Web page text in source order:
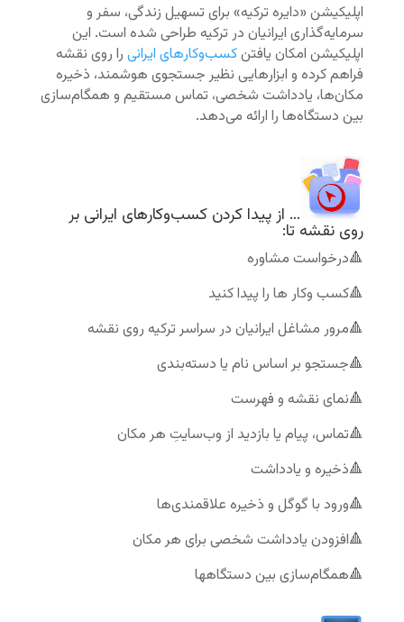
اپلیکیشن «دايره تركيه» برای تسهیل زندگی، سفر و
سرمایه‌گذاری ایرانیان در ترکیه طراحی شده است. این
اپلیکیشن امکان یافتنکسب‌وکارهای ایرانیرا روی نقشه
فراهم کرده و ابزارهایی نظیر جستجوی هوشمند، ذخیره
مکان‌ها، یادداشت شخصی، تماس مستقیم و همگام‌سازی
بین دستگاه‌ها را ارائه می‌دهد.
… از پيدا كردن كسب‌وكارهاى ايرانى بر
روى نقشه تا:
🔺درخواست مشاوره
🔺كسب وكار ها را پيدا كنيد
🔺مرور مشاغل ایرانیان در سراسر تركيه روى نقشه
🔺جستجو بر اساس نام يا دسته‌بندى
🔺نماى نقشه و فهرست
🔺تماس، پيام يا بازديد از وب‌سايتِ هر مكان
🔺ذخیره و يادداشت
🔺ورود با گوگل و ذخيره علاقمندی‌ها
🔺افزودن يادداشت شخصی براى هر مكان
🔺همگام‌سازی بين دستگاهها